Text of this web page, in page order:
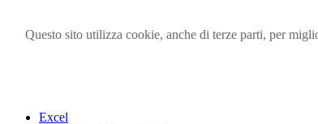
Questo sito utilizza cookie, anche di terze parti, per
Excel